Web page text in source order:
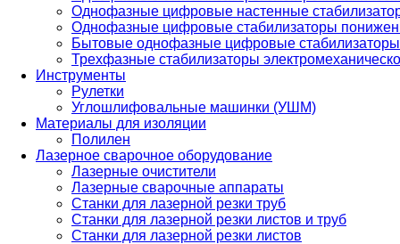
Однофазные цифровые настенные
Однофазные цифровые стабилизаторы
Бытовые однофазные цифровые стабилизаторы
Трехфазные стабилизаторы
Инструменты
Рулетки
Углошлифовальные машинки (УШМ)
Материалы для изоляции
Полилен
Лазерное сварочное оборудование
Лазерные очистители
Лазерные сварочные аппараты
Станки для лазерной резки труб
Станки для лазерной резки листов и труб
Станки для лазерной резки листов